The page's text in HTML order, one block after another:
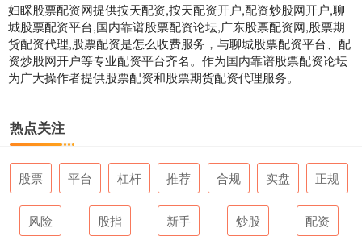
妇睬股票配资网提供按天配资,按天配资开户,配资炒股网开户,聊
城股票配资平台,国内靠谱股票配资论坛,广东股票配资网,股票期
货配资代理,股票配资是怎么收费服务，与聊城股票配资平台、配
资炒股网开户等专业配资平台齐名。作为国内靠谱股票配资论坛
为广大操作者提供股票配资和股票期货配资代理服务。
热点关注
股票 平台 杠杆 推荐 合规 实盘 正规
风险 股指 新手 炒股 配资